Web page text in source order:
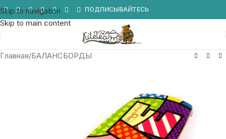
Skip to navigation
Skip to main content
ПОДПИСЫВАЙТЕСЬ
Главная/БАЛАНСБОРДЫ